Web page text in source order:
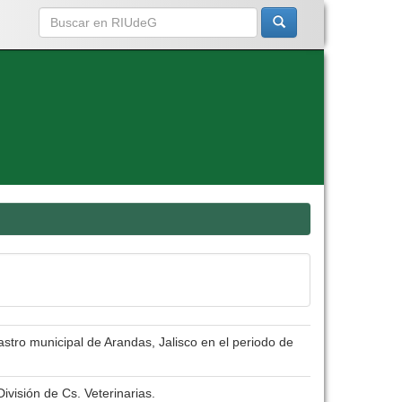
municipal de Arandas, Jalisco en el periodo de
de Cs. Veterinarias.